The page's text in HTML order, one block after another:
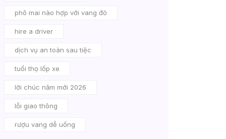
phô mai nào hợp với vang đỏ
hire a driver
dịch vụ an toàn sau tiệc
tuổi thọ lốp xe
lời chúc năm mới 2026
lỗi giao thông
rượu vang dễ uống